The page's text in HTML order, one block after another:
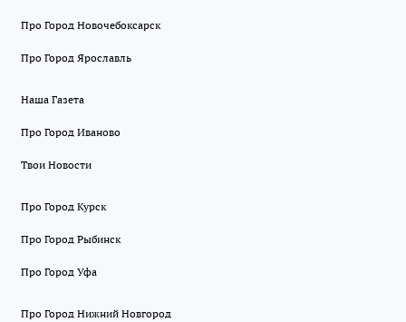
Про Город Новочебоксарск
Про Город Ярославль
Наша Газета
Про Город Иваново
Твои Новости
Про Город Курск
Про Город Рыбинск
Про Город Уфа
Про Город Нижний Новгород